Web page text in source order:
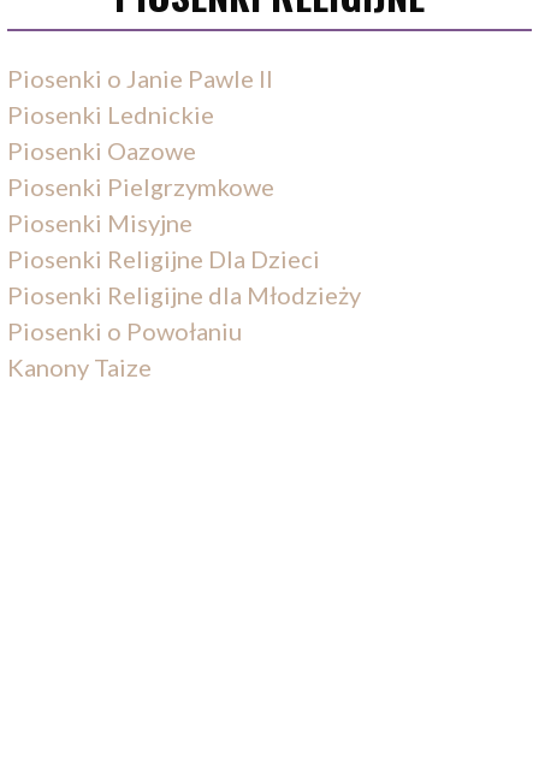
Piosenki o Janie Pawle II
Piosenki Lednickie
Piosenki Oazowe
Piosenki Pielgrzymkowe
Piosenki Misyjne
Piosenki Religijne Dla Dzieci
Piosenki Religijne dla Młodzieży
Piosenki o Powołaniu
Kanony Taize